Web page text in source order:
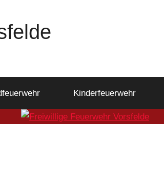
Kinderfeuerwehr